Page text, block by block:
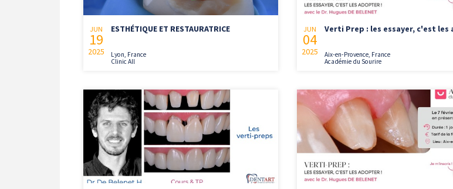
JUN
19
2025
ESTHÉTIQUE ET RESTAURATRICE
Lyon, France
Clinic All
JUN
04
2025
Verti Prep : les essayer, c'est les
Aix-en-Provence, France
Académie du Sourire